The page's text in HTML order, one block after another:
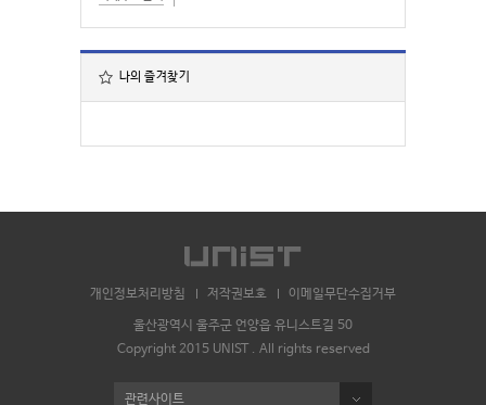
나의 즐겨찾기
개인정보처리방침 저작권보호 이메일무단수집거부
울산광역시 울주군 언양읍 유니스트길 50
Copyright 2015 UNIST . All rights reserved
관련사이트